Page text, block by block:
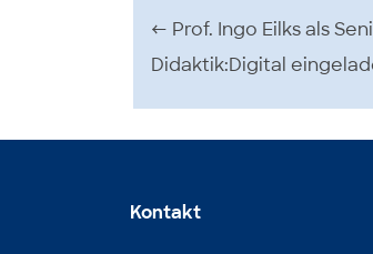
Beitrags-Navigation
← Prof. Ingo Eilks als
Didaktik:Digital
Kontakt